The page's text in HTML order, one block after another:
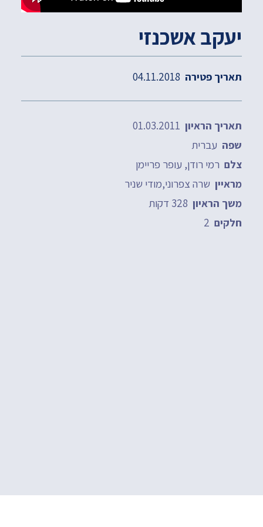
יעקב אשכנזי
תאריך פטירה
תאריך הראיון
שפה עברית
צלם רמי רודן, עופר פריימן
מראיין שרה צפרוני,מודי שניר
משך הראיון
חלקים